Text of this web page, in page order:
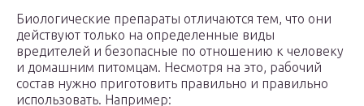
Биологические препараты отличаются тем, что они
действуют только на определенные виды
вредителей и безопасные по отношению к человеку
и домашним питомцам. Несмотря на это, рабочий
состав нужно приготовить правильно и правильно
использовать. Например: